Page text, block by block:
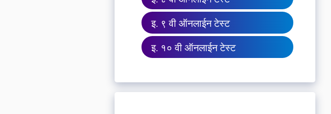
इ. ९ वी ऑनलाईन टेस्ट
इ. १० वी ऑनलाईन टेस्ट